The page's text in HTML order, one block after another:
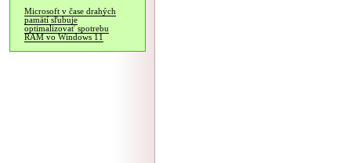
Microsoft v čase drahých
pamätí sľubuje
optimalizovať spotrebu
RAM vo Windows 11